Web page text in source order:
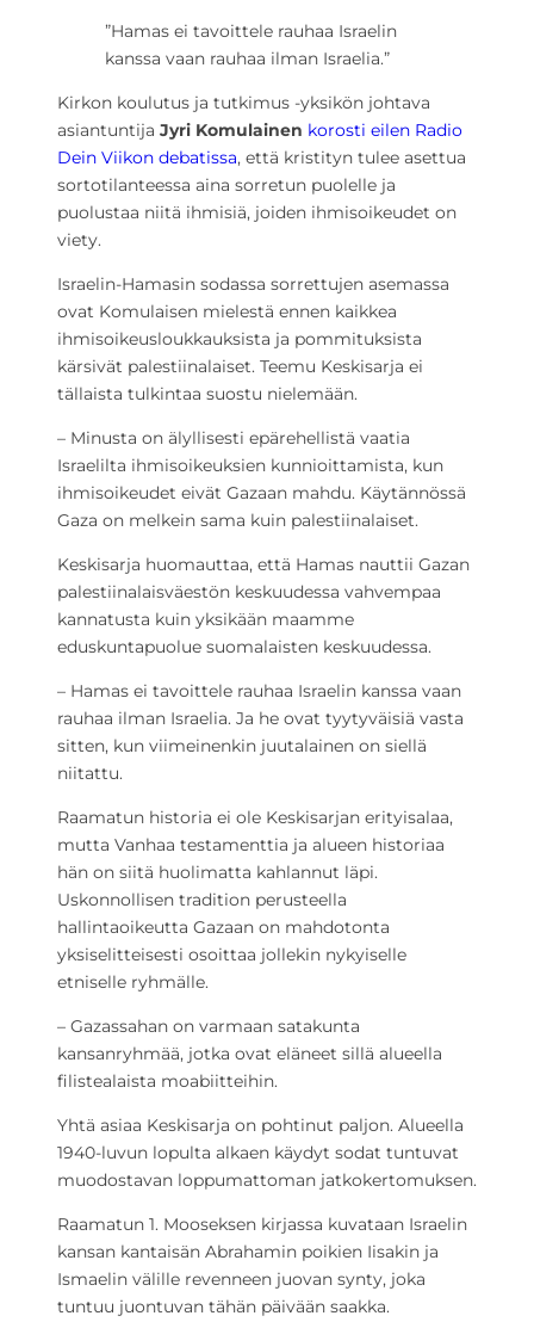
”Hamas ei tavoittele rauhaa Israelin
kanssa vaan rauhaa ilman Israelia.”
Kirkon koulutus ja tutkimus -yksikön johtava
asiantuntija Jyri Komulainen korosti eilen Radio
Dein Viikon debatissa, että kristityn tulee asettua
sortotilanteessa aina sorretun puolelle ja
puolustaa niitä ihmisiä, joiden ihmisoikeudet on
viety.
Israelin-Hamasin sodassa sorrettujen asemassa
ovat Komulaisen mielestä ennen kaikkea
ihmisoikeusloukkauksista ja pommituksista
kärsivät palestiinalaiset. Teemu Keskisarja ei
tällaista tulkintaa suostu nielemään.
– Minusta on älyllisesti epärehellistä vaatia
Israelilta ihmisoikeuksien kunnioittamista, kun
ihmisoikeudet eivät Gazaan mahdu. Käytännössä
Gaza on melkein sama kuin palestiinalaiset.
Keskisarja huomauttaa, että Hamas nauttii Gazan
palestiinalaisväestön keskuudessa vahvempaa
kannatusta kuin yksikään maamme
eduskuntapuolue suomalaisten keskuudessa.
– Hamas ei tavoittele rauhaa Israelin kanssa vaan
rauhaa ilman Israelia. Ja he ovat tyytyväisiä vasta
sitten, kun viimeinenkin juutalainen on siellä
niitattu.
Raamatun historia ei ole Keskisarjan erityisalaa,
mutta Vanhaa testamenttia ja alueen historiaa
hän on siitä huolimatta kahlannut läpi.
Uskonnollisen tradition perusteella
hallintaoikeutta Gazaan on mahdotonta
yksiselitteisesti osoittaa jollekin nykyiselle
etniselle ryhmälle.
– Gazassahan on varmaan satakunta
kansanryhmää, jotka ovat eläneet sillä alueella
filistealaista moabiitteihin.
Yhtä asiaa Keskisarja on pohtinut paljon. Alueella
1940-luvun lopulta alkaen käydyt sodat tuntuvat
muodostavan loppumattoman jatkokertomuksen.
Raamatun 1. Mooseksen kirjassa kuvataan Israelin
kansan kantaisän Abrahamin poikien Iisakin ja
Ismaelin välille revenneen juovan synty, joka
tuntuu juontuvan tähän päivään saakka.